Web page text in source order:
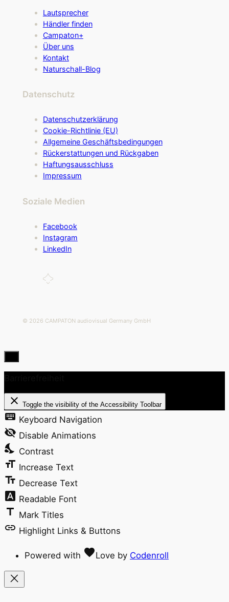
Lautsprecher
Händler finden
Campaton+
Über uns
Kontakt
Naturschall-Blog
Datenschutz
Datenschutzerklärung
Cookie-Richtlinie (EU)
Allgemeine Geschäftsbedingungen
Rückerstattungen und Rückgaben
Haftungsausschluss
Impressum
Soziale Medien
Facebook
Instagram
LinkedIn
© 2026 CAMPATON audiovisual Germany GmbH
close Toggle the visibility of the Accessibility Toolbar
keyboard Keyboard Navigation
visibility_off Disable Animations
nights_stay Contrast
format_size Increase Text
text_fields Decrease Text
font_download Readable Font
title Mark Titles
link Highlight Links & Buttons
Powered with favoriteLove by Codenroll